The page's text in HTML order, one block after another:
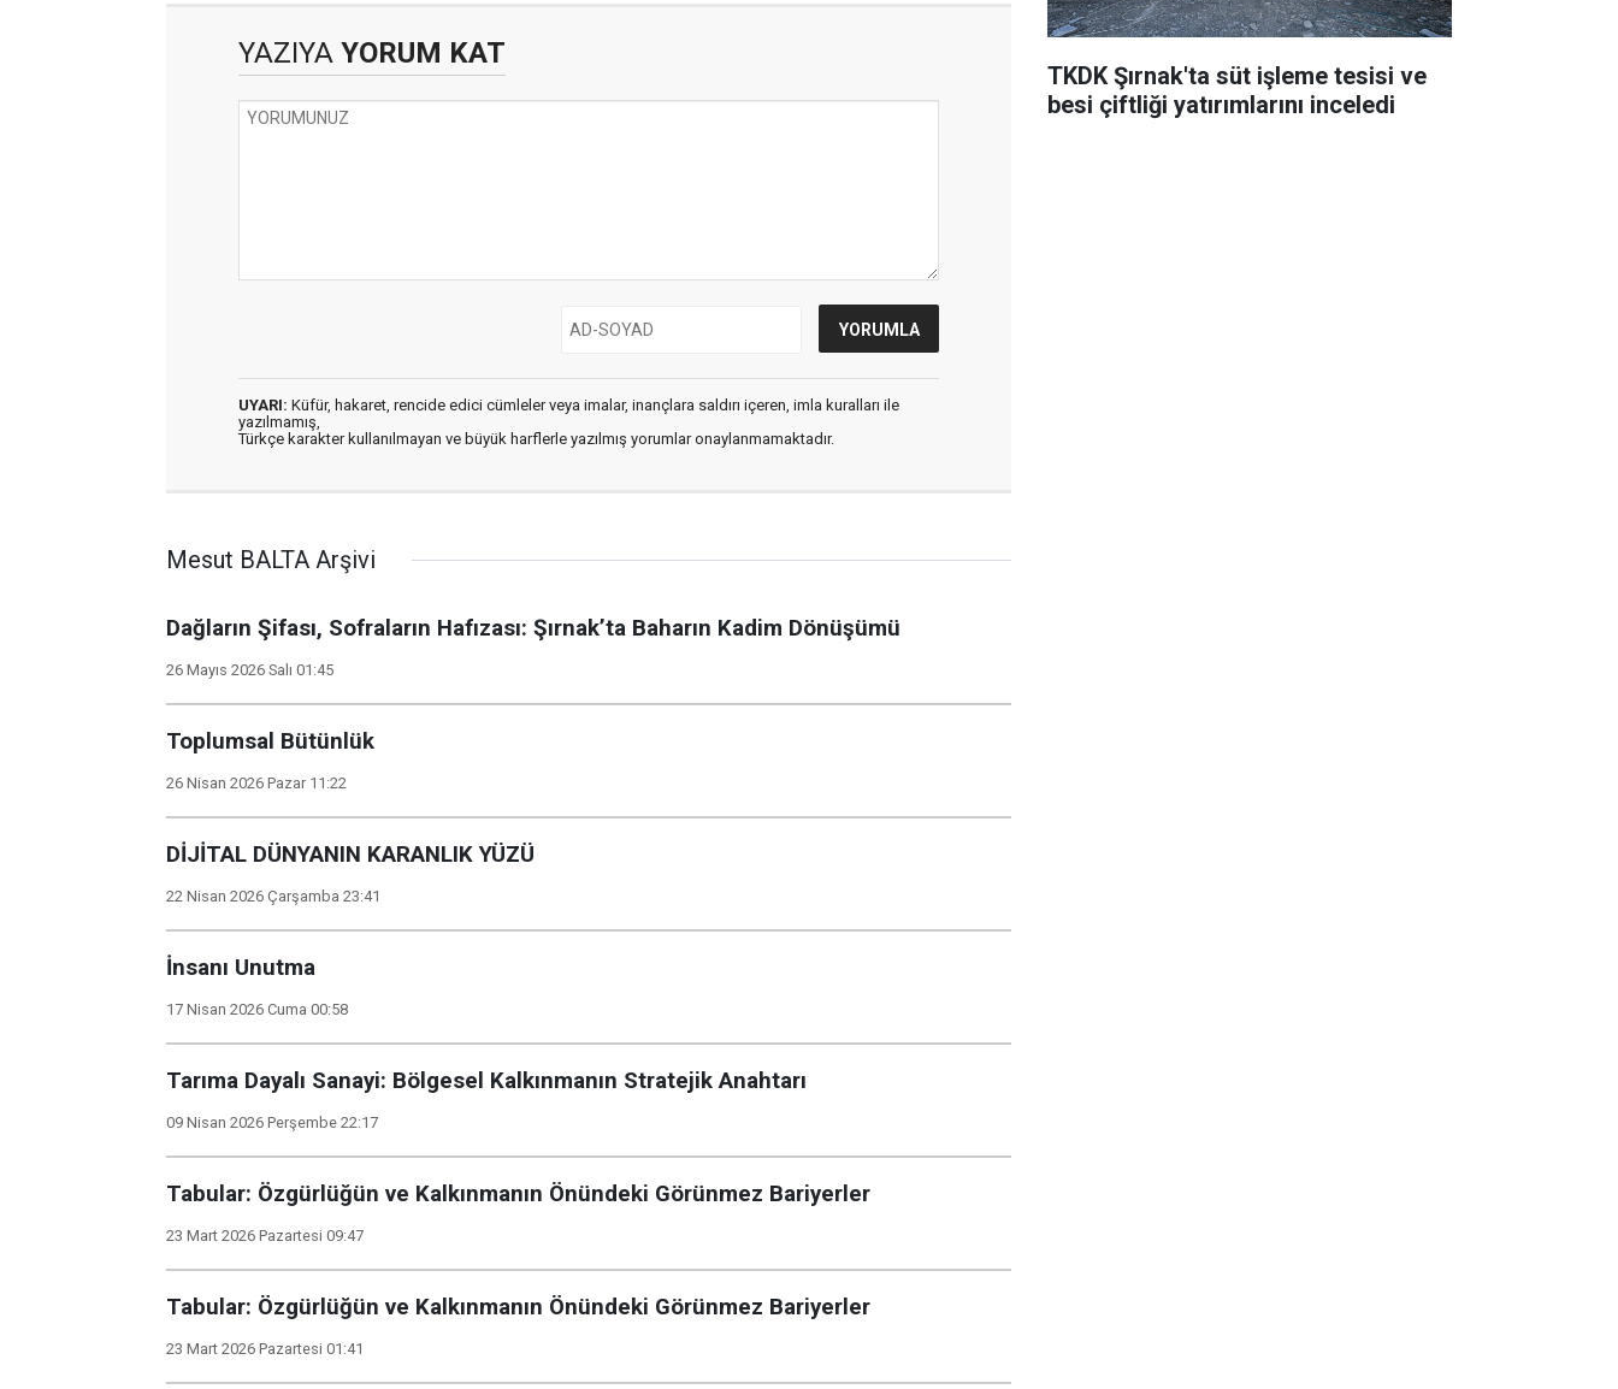
YAZIYA YORUM KAT
UYARI: Küfür, hakaret, rencide edici cümleler veya imalar, inançlara saldırı içeren, imla kuralları ile
yazılmamış,
Türkçe karakter kullanılmayan ve büyük harflerle yazılmış yorumlar onaylanmamaktadır.
Mesut BALTA Arşivi
Dağların Şifası, Sofraların Hafızası: Şırnak’ta Baharın Kadim Dönüşümü
26 Mayıs 2026 Salı 01:45
Toplumsal Bütünlük
26 Nisan 2026 Pazar 11:22
DİJİTAL DÜNYANIN KARANLIK YÜZÜ
22 Nisan 2026 Çarşamba 23:41
İnsanı Unutma
17 Nisan 2026 Cuma 00:58
Tarıma Dayalı Sanayi: Bölgesel Kalkınmanın Stratejik Anahtarı
09 Nisan 2026 Perşembe 22:17
Tabular: Özgürlüğün ve Kalkınmanın Önündeki Görünmez Bariyerler
23 Mart 2026 Pazartesi 09:47
Tabular: Özgürlüğün ve Kalkınmanın Önündeki Görünmez Bariyerler
23 Mart 2026 Pazartesi 01:41
TKDK Şırnak'ta süt işleme tesisi ve
besi çiftliği yatırımlarını inceledi